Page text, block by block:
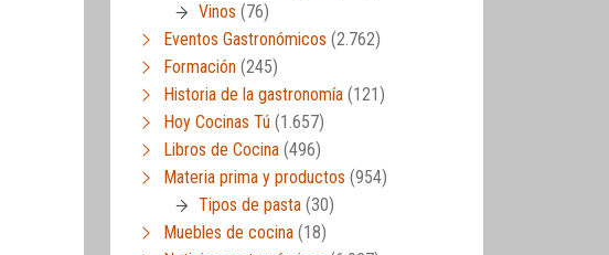
Vinos (76)
Eventos Gastronómicos (2.762)
Formación (245)
Historia de la gastronomía (121)
Hoy Cocinas Tú (1.657)
Libros de Cocina (496)
Materia prima y productos (954)
Tipos de pasta (30)
Muebles de cocina (18)